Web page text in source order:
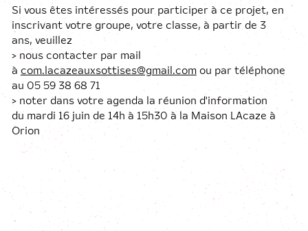
Si vous êtes intéressés pour participer à ce projet, en
inscrivant votre groupe, votre classe, à partir de 3
ans, veuillez
> nous contacter par mail
à com.lacazeauxsottises@gmail.comou par téléphone
au 05 59 38 68 71
> noter dans votre agenda la réunion d'information
du mardi 16 juin de 14h à 15h30 à la Maison LAcaze à
Orion